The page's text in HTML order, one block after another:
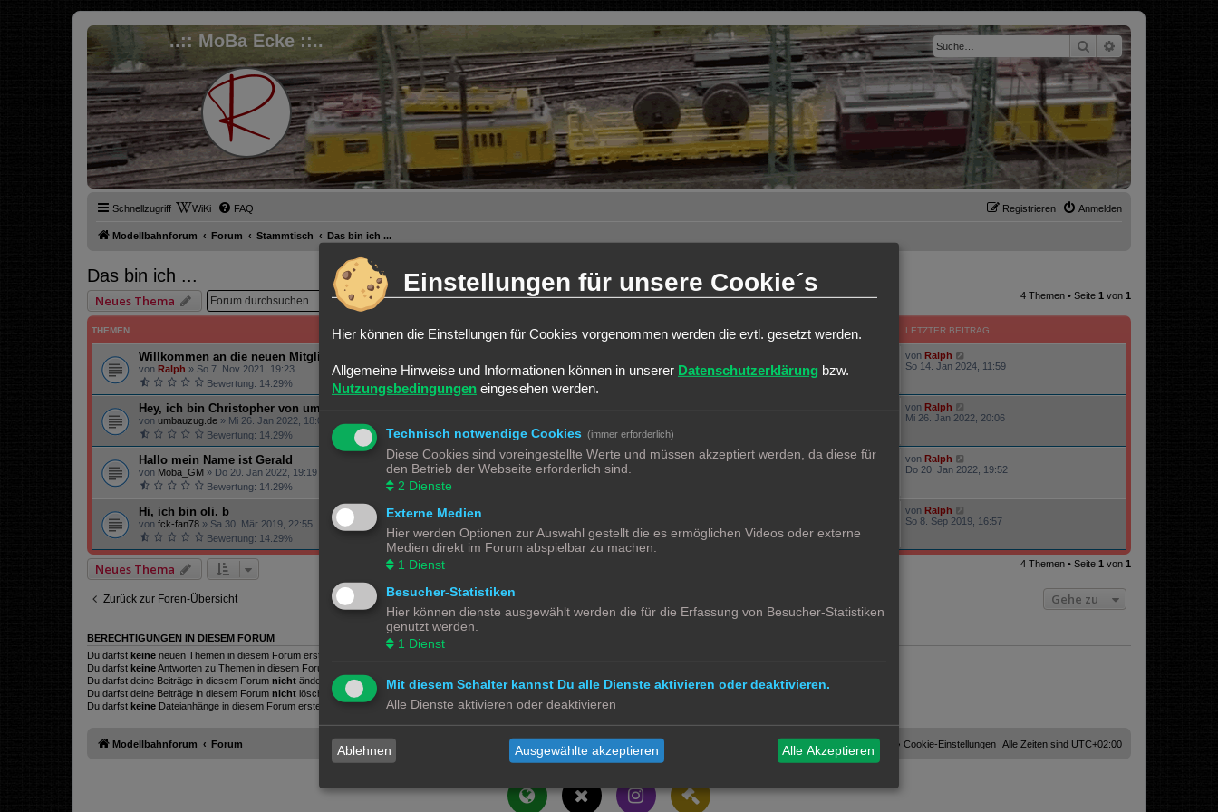
..:: MoBa Ecke ::.. SucheErweiterte Suche
Schnellzugriff WiKi FAQ Anmelden
Registrieren
Modellbahnforum Forum Stammtisch Das bin ich ...
Das bin ich ...
Neues Thema SucheErweiterte Suche 4 Themen • Seite 1 von 1
THEMEN ANTWORTEN ZUGRIFFE LETZTER BEITRAG
Willkommen an die neuen Mitglieder
von Ralph » So 7. Nov 2021, 19:23
Bewertung: 14.29%
von Ralph
So 14. Jan 2024, 11:59
Hey, ich bin Christopher von umbauzug.de
von umbauzug.de » Mi 26. Jan 2022, 18:04
Bewertung: 14.29%
1 14134 von Ralph
Mi 26. Jan 2022, 20:06
Hallo mein Name ist Gerald
von Moba_GM » Do 20. Jan 2022, 19:19
Bewertung: 14.29%
von Ralph
Do 20. Jan 2022, 19:52
Hi, ich bin oli. b
von fck-fan78 » Sa 30. Mär 2019, 22:55
Bewertung: 14.29%
von Ralph
So 8. Sep 2019, 16:57
Neues Thema 4 Themen • Seite 1 von 1
Zurück zur Foren-Übersicht Gehe zu
BERECHTIGUNGEN IN DIESEM FORUM
Du darfst keine neuen Themen in diesem Forum erstellen.
Du darfst keineAntworten zu Themen in diesem Forum erstellen.
Du darfst deine Beiträge in diesem Forum nicht ändern.
Du darfst deine Beiträge in diesem Forum nicht löschen.
Du darfst keine Dateianhänge in diesem Forum erstellen.
Modellbahnforum Forum Alle Zeiten sind UTC+02:00
Cookie-Einstellungen
Alle Cookies löschen
Einstellungen für unsere Cookie´s
Hier können die Einstellungen für Cookies vorgenommen werden die evtl. gesetzt werden.
Allgemeine Hinweise und Informationen können in unserer Datenschutzerklärung bzw.
Nutzungsbedingungen eingesehen werden.
Technisch notwendige Cookies (immer erforderlich)
Diese Cookies sind voreingestellte Werte und müssen akzeptiert werden, da diese für
den Betrieb der Webseite erforderlich sind.
2 Dienste
Externe Medien
Hier werden Optionen zur Auswahl gestellt die es ermöglichen Videos oder externe
Medien direkt im Forum abspielbar zu machen.
1 Dienst
Besucher-Statistiken
Hier können dienste ausgewählt werden die für die Erfassung von Besucher-Statistiken
genutzt werden.
1 Dienst
Mit diesem Schalter kannst Du alle Dienste aktivieren oder deaktivieren.
Alle Dienste aktivieren oder deaktivieren
Ablehnen Ausgewählte akzeptieren Alle Akzeptieren